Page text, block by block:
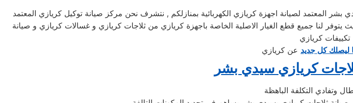
01283377353 بمركز صيانة كريازي بسيدي بشر المعتمد لصيانة اجهزة كريازي الكهربائية بمنازلكم , نتشرف نحن مركز صيانة توكيل كريازي المعتمد
يتوفر لنا جميع قطع الغيار الاصلية الخاصة باجهزة كريازي من ثلاجات كريازي و غسالات كريازي و صيانة
تكييفات كريازي
ليصلك كل جديد عن كريازي
كريازي سيدي بشر
وتفادي التكلفة الباهظة